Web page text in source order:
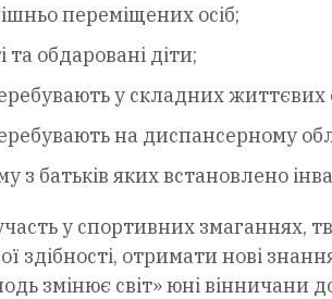
переміщених осіб;
та обдаровані діти;
у складних життєвих
на диспансерному
з батьків яких встановлено
у спортивних змаганнях,
здібності, отримати нові
змінює світ» юні вінничани